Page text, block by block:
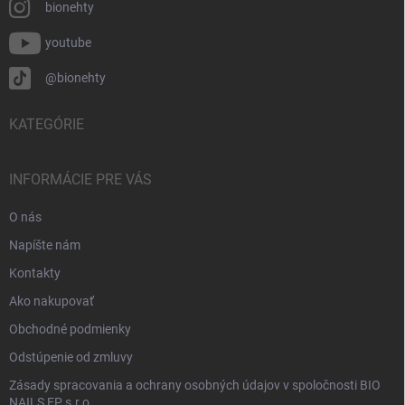
bionehty
youtube
@bionehty
KATEGÓRIE
INFORMÁCIE PRE VÁS
O nás
Napíšte nám
Kontakty
Ako nakupovať
Obchodné podmienky
Odstúpenie od zmluvy
Zásady spracovania a ochrany osobných údajov v spoločnosti BIO